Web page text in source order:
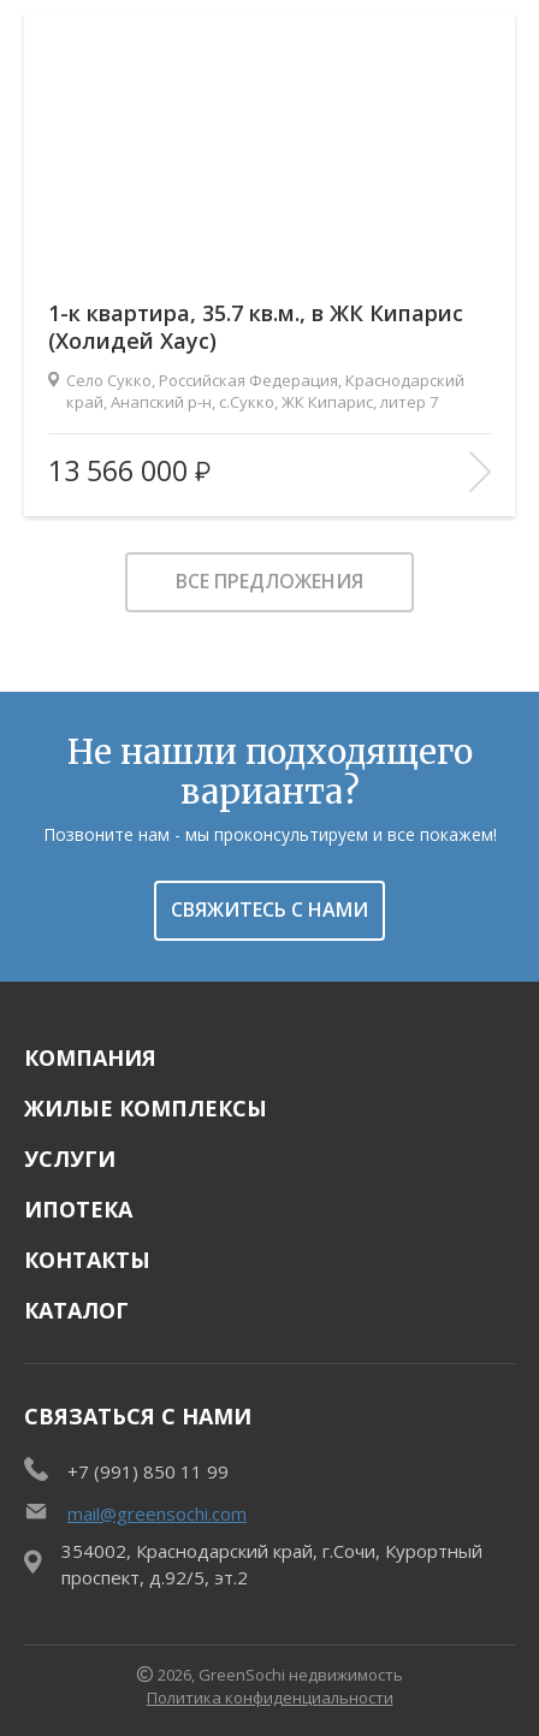
1-к квартира, 35.7 кв.м., в ЖК Кипарис
(Холидей Хаус)
Село Сукко, Российская Федерация, Краснодарский
край, Анапский р-н, с.Сукко, ЖК Кипарис, литер 7
Площадь (общ/жил/кух), м2:
35.7/10.4/15.8
Количество комнат:
1
Этаж:
1/8
В ИЗБРАННОЕ
13 566 000
ВСЕ ПРЕДЛОЖЕНИЯ
Не нашли подходящего
варианта?
Позвоните нам - мы проконсультируем и все покажем!
СВЯЖИТЕСЬ С НАМИ
КОМПАНИЯ
ЖИЛЫЕ КОМПЛЕКСЫ
УСЛУГИ
ИПОТЕКА
КОНТАКТЫ
КАТАЛОГ
СВЯЗАТЬСЯ С НАМИ
+7 (991) 850 11 99
mail@greensochi.com
354002, Краснодарский край, г.Сочи, Курортный
проспект, д.92/5, эт.2
2026, GreenSochi недвижимость
Политика конфиденциальности